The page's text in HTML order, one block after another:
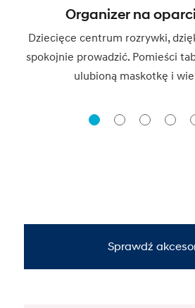
Organizer na
Dziecięce centrum rozrywki,
spokojnie prowadzić. Pomieści
ulubioną maskotkę i
Sprawdź